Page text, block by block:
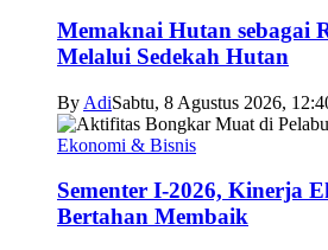
Memaknai Hutan sebagai
Melalui Sedekah Hutan
By AdiSabtu, 8 Agustus 2026,
Ekonomi & Bisnis
Sementer I-2026, Kinerja
Bertahan Membaik